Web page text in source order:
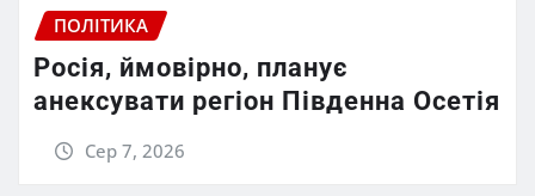
ПОЛІТИКА
Росія, ймовірно, планує
анексувати регіон Південна Осетія
Сер 7, 2026